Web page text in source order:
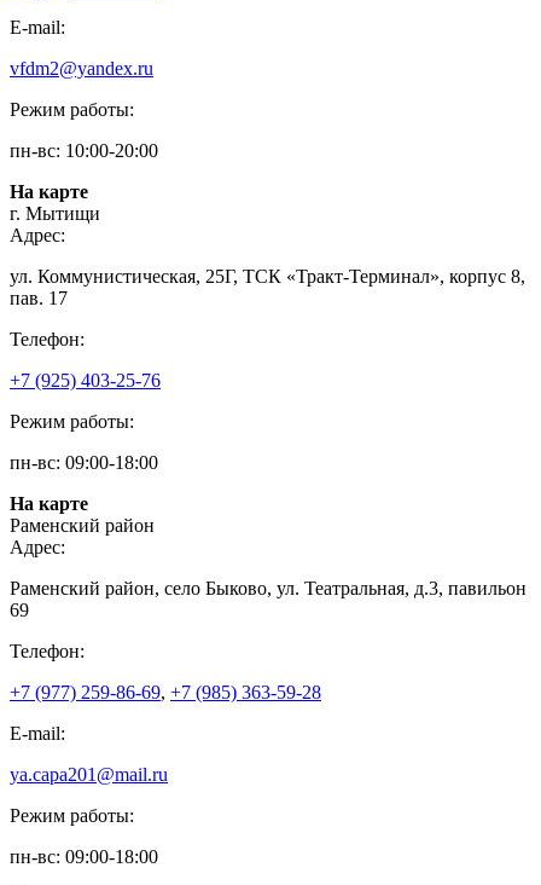
E-mail:
vfdm2@yandex.ru
Режим работы:
пн-вс: 10:00-20:00
На карте
г. Мытищи
Адрес:
ул. Коммунистическая, 25Г, ТСК «Тракт-Терминал», корпус 8,
пав. 17
Телефон:
+7 (925) 403-25-76
Режим работы:
пн-вс: 09:00-18:00
На карте
Раменский район
Адрес:
Раменский район, село Быково, ул. Театральная, д.3, павильон
69
Телефон:
+7 (977) 259-86-69, +7 (985) 363-59-28
E-mail:
ya.capa201@mail.ru
Режим работы:
пн-вс: 09:00-18:00